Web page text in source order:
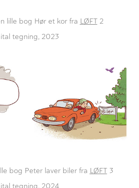
lille bog Hør et kor fra LØFT2
tegning, 2023
bog Peter laver biler fra LØFT3
tegning, 2024